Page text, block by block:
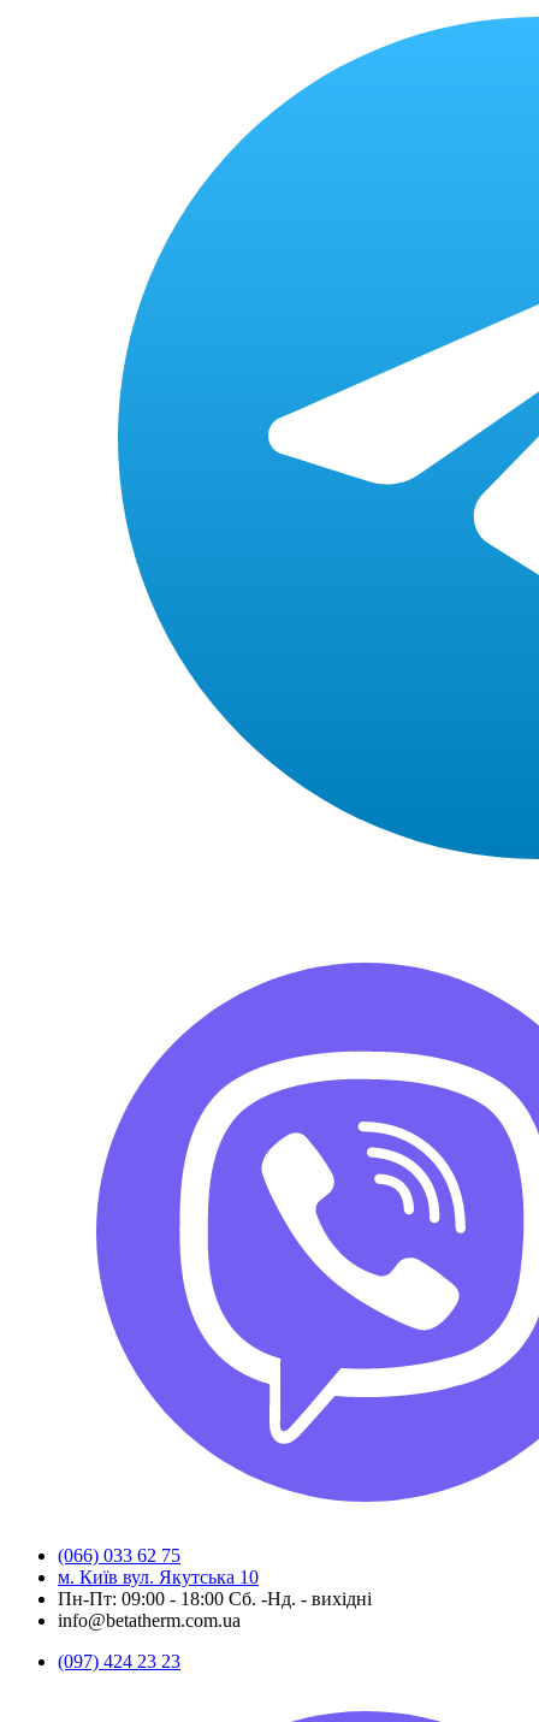
(066) 033 62 75
м. Київ вул. Якутська 10
Пн-Пт: 09:00 - 18:00 Сб. -Нд. - вихідні
info@betatherm.com.ua
(097) 424 23 23